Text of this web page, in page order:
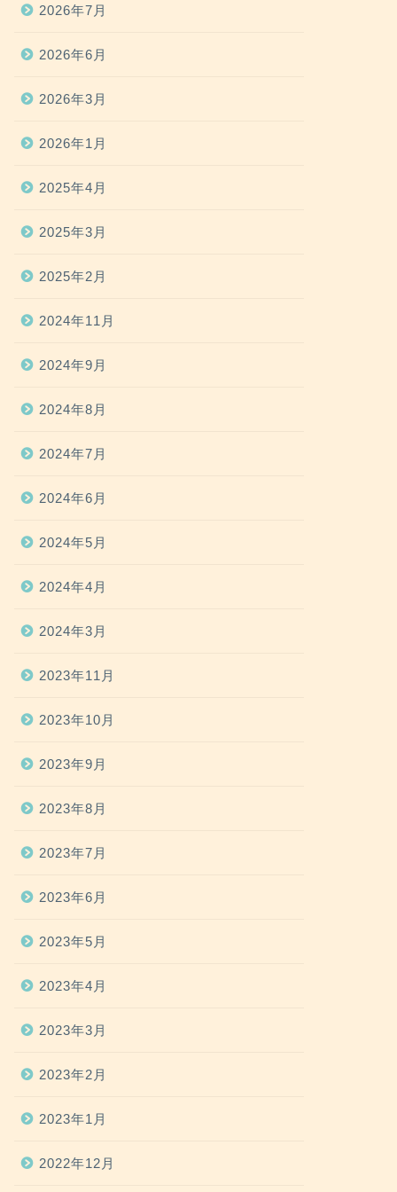
2026年7月
2026年6月
2026年3月
2026年1月
2025年4月
2025年3月
2025年2月
2024年11月
2024年9月
2024年8月
2024年7月
2024年6月
2024年5月
2024年4月
2024年3月
2023年11月
2023年10月
2023年9月
2023年8月
2023年7月
2023年6月
2023年5月
2023年4月
2023年3月
2023年2月
2023年1月
2022年12月